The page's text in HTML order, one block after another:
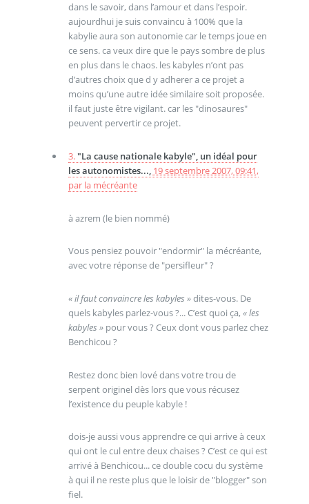
dans le savoir, dans l’amour et dans l’espoir.
aujourdhui je suis convaincu à 100% que la
kabylie aura son autonomie car le temps joue en
ce sens. ca veux dire que le pays sombre de plus
en plus dans le chaos. les kabyles n’ont pas
d’autres choix que d y adherer a ce projet a
moins qu’une autre idée similaire soit proposée.
il faut juste être vigilant. car les "dinosaures"
peuvent pervertir ce projet.
3. "La cause nationale kabyle", un idéal pour
les autonomistes..., 19 septembre 2007, 09:41,
par la mécréante
à azrem (le bien nommé)
Vous pensiez pouvoir "endormir" la mécréante,
avec votre réponse de "persifleur" ?
« il faut convaincre les kabyles »dites-vous. De
quels kabyles parlez-vous ?... C’est quoi ça, « les
kabyles »pour vous ? Ceux dont vous parlez chez
Benchicou ?
Restez donc bien lové dans votre trou de
serpent originel dès lors que vous récusez
l’existence du peuple kabyle !
dois-je aussi vous apprendre ce qui arrive à ceux
qui ont le cul entre deux chaises ? C’est ce qui est
arrivé à Benchicou... ce double cocu du système
à qui il ne reste plus que le loisir de "blogger" son
fiel.